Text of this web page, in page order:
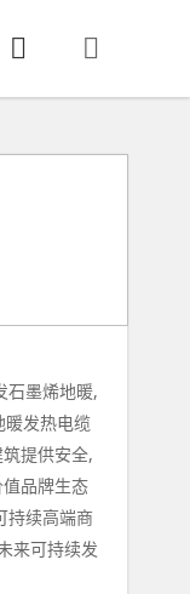
石墨烯地暖,
暖发热电缆
提供安全,
品牌生态
持续高端商
来可持续发